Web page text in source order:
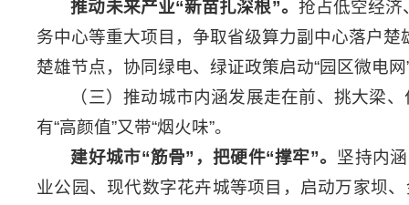
推动未来产业“新苗扎深根”。 抢占低空经济
务中心等重大项目，争取省级算力副中心落户楚
楚雄节点，协同绿电、绿证政策启动“园区微电
（三）推动城市内涵发展走在前、挑大梁
有“高颜值”又带“烟火味”。
建好城市“筋骨” ，把硬件“撑牢”。 坚持内
业公园、现代数字花卉城等项目，启动万家坝